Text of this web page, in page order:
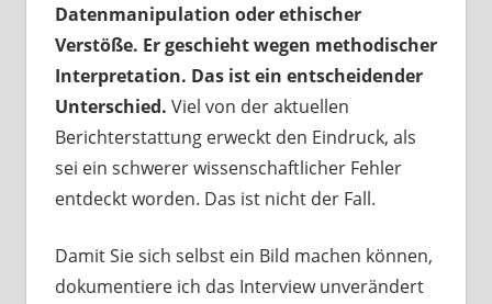
Datenmanipulation oder ethischer
Verstöße. Er geschieht wegen methodischer
Interpretation. Das ist ein entscheidender
Unterschied. Viel von der aktuellen
Berichterstattung erweckt den Eindruck, als
sei ein schwerer wissenschaftlicher Fehler
entdeckt worden. Das ist nicht der Fall.
Damit Sie sich selbst ein Bild machen können,
dokumentiere ich das Interview unverändert